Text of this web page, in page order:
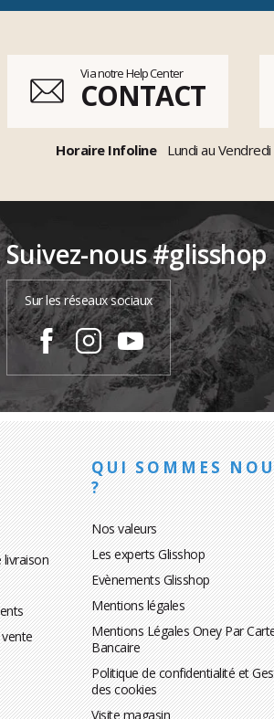
Via notre Help Center
CONTACT
Horaire Infoline Lundi au
Suivez-nous #glisshop
Sur les réseaux sociaux
livraison
QUI SOMMES
?
Nos valeurs
Les experts Glisshop
Evènements Glisshop
Mentions légales
Mentions Légales Oney Par
Bancaire
Politique de confidentialité et
des cookies
Visite magasin